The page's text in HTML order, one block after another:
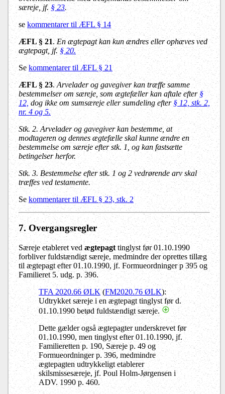
særeje, jf.§ 23.
sekommentarer til ÆFL § 14
ÆFL § 21.En ægtepagt kan kun ændres eller ophæves ved
ægtepagt, jf.§ 20.
Sekommentarer til ÆFL § 21
ÆFL § 23.Arvelader og gavegiver kan træffe samme
bestemmelser om særeje, som ægtefæller kan aftale efter§
12,dog ikke om sumsæreje eller sumdeling efter § 12, stk. 2,
nr. 4 og 5.
Stk. 2. Arvelader og gavegiver kan bestemme, at
modtageren og dennes ægtefælle skal kunne ændre en
bestemmelse om særeje efter stk. 1, og kan fastsætte
betingelser herfor.
Stk. 3. Bestemmelse efter stk. 1 og 2 vedrørende arv skal
træffes ved testamente.
Sekommentarer til ÆFL § 23, stk. 2
7. Overgangsregler
Særeje etableret vedægtepagt tinglyst før 01.10.1990
forbliver fuldstændigt særeje, medmindre der oprettes tillæg
til ægtepagt efter 01.10.1990, jf. Formueordninger p 395 og
Familieret 5. udg. p. 396.
TFA 2020.66 ØLK(FM2020.76 ØLK):
Udtrykket særeje i en ægtepagt tinglyst før d.
01.10.1990 betød fuldstændigt særeje.
Dette gælder også ægtepagter underskrevet før
01.10.1990, men tinglyst efter 01.10.1990, jf.
Familieretten p. 190, Særeje p. 49 og
Formueordninger p. 396, medmindre
ægtepagten udtrykkeligt etablerer
skilsmissesæreje, jf. Poul Holm-Jørgensen i
ADV. 1990 p. 460.